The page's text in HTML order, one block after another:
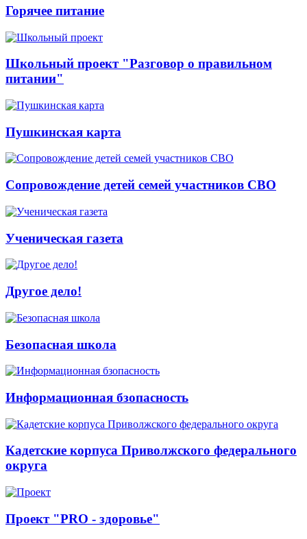
Горячее питание
Школьный проект "Разговор о правильном
питании"
Пушкинская карта
Сопровождение детей семей участников СВО
Ученическая газета
Другое дело!
Безопасная школа
Информационная бзопасность
Кадетские корпуса Приволжского федерального
округа
Проект "PRO - здоровье"